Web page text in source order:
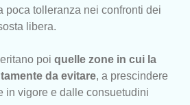
poca tolleranza nei confronti dei
libera.
poi quelle zone in cui la
da evitare, a prescindere
in vigore e dalle consuetudini